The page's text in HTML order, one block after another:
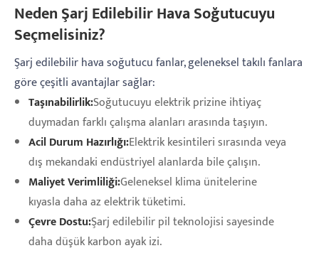
Neden Şarj Edilebilir Hava Soğutucuyu
Seçmelisiniz?
Şarj edilebilir hava soğutucu fanlar, geleneksel takılı fanlara
göre çeşitli avantajlar sağlar:
Taşınabilirlik:Soğutucuyu elektrik prizine ihtiyaç
duymadan farklı çalışma alanları arasında taşıyın.
Acil Durum Hazırlığı:Elektrik kesintileri sırasında veya
dış mekandaki endüstriyel alanlarda bile çalışın.
Maliyet Verimliliği:Geleneksel klima ünitelerine
kıyasla daha az elektrik tüketimi.
Çevre Dostu:Şarj edilebilir pil teknolojisi sayesinde
daha düşük karbon ayak izi.